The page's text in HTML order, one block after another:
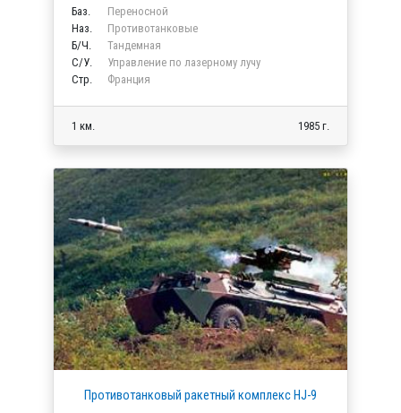
Баз.
Переносной
Наз.
Противотанковые
Б/Ч.
Тандемная
C/У.
Управление по лазерному лучу
Стр.
Франция
1 км. 1985 г.
Противотанковый ракетный комплекс HJ-9